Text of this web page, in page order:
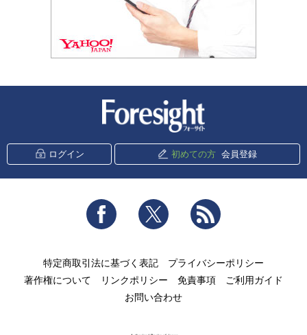
ログイン 初めての方 会員登録
Facebook Twitter
特定商取引法に基づく表記
プライバシーポリシー
著作権について
リンクポリシー 免責事項
ご利用ガイド
お問い合わせ